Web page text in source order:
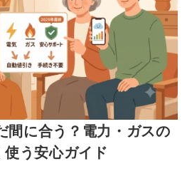
間に合う？電力・ガスの
う安心ガイド